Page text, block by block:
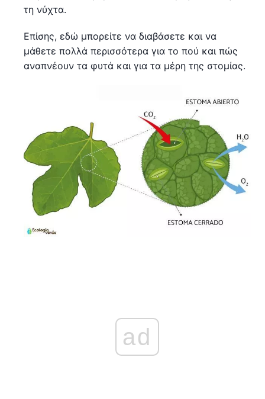
τη νύχτα.
Επίσης, εδώ μπορείτε να διαβάσετε και να
μάθετε πολλά περισσότερα για το πού και πώς
αναπνέουν τα φυτά και για τα μέρη της στομίας.
ad